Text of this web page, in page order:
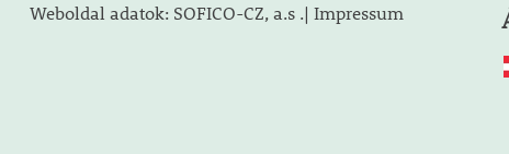
Weboldal adatok: SOFICO-CZ, a.s .| Impressum